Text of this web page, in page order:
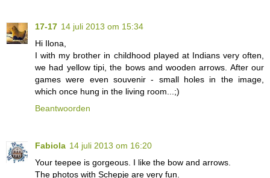
17-17 14 juli 2013 om 15:34
Hi Ilona,
I with my brother in childhood played at Indians very often,
we had yellow tipi, the bows and wooden arrows. After our
games were even souvenir - small holes in the image,
which once hung in the living room...;)
Beantwoorden
Fabiola 14 juli 2013 om 16:20
Your teepee is gorgeous. I like the bow and arrows.
The photos with Schepje are very fun.